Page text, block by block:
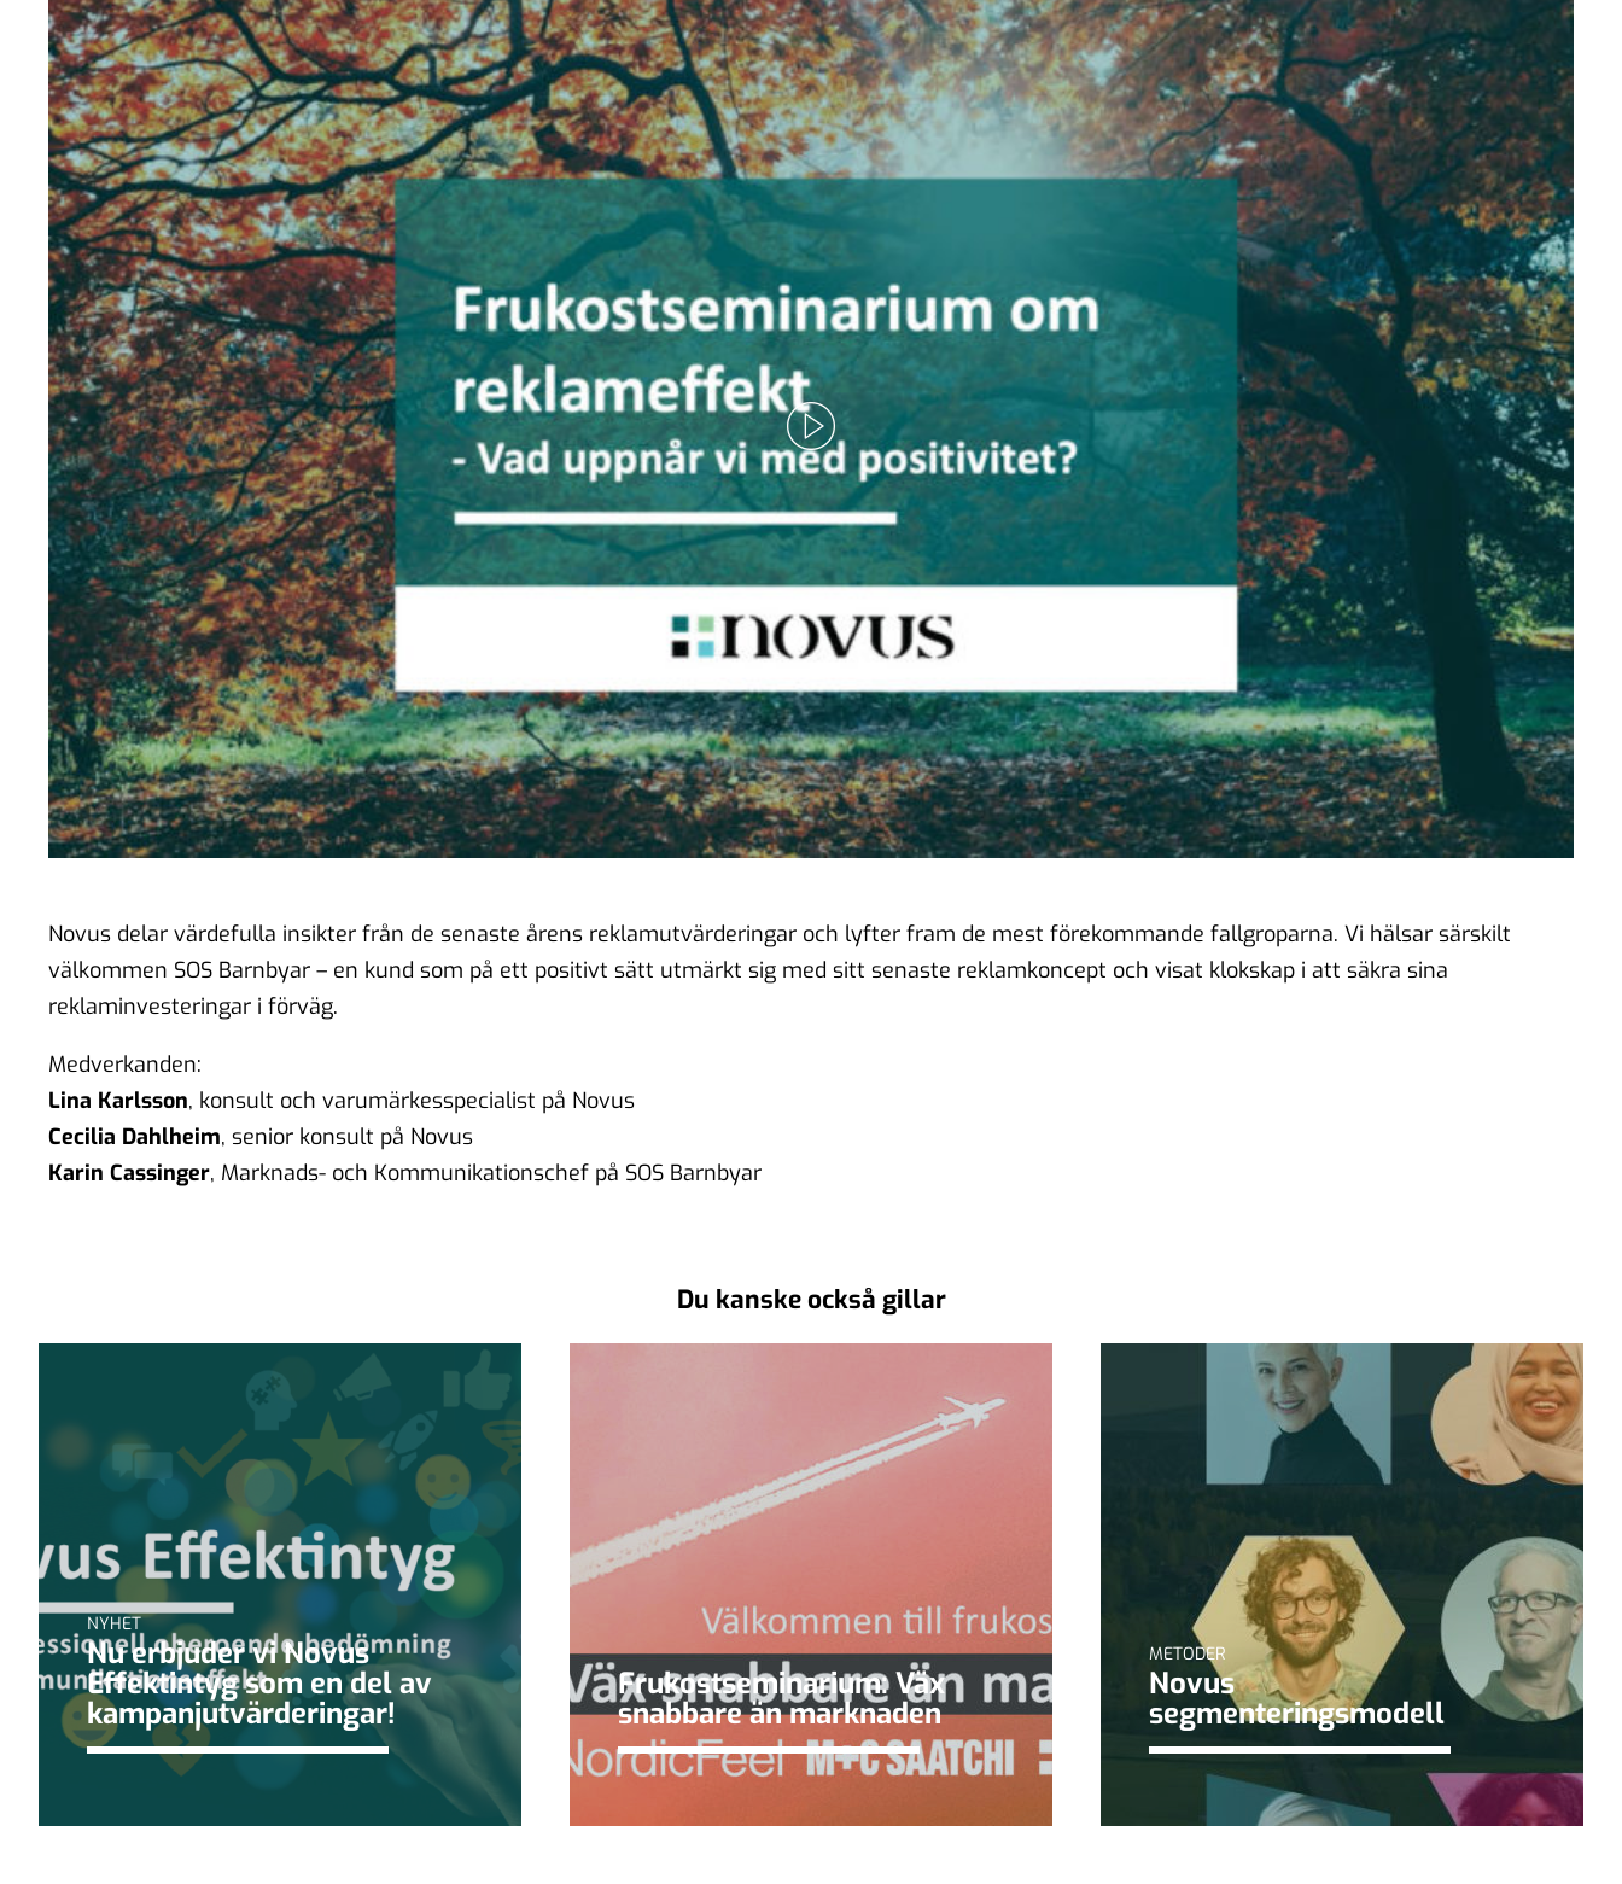
Novus delar värdefulla insikter från de senaste årens reklamutvärderingar och lyfter fram de mest förekommande fallgroparna. Vi hälsar särskilt
välkommen SOS Barnbyar – en kund som på ett positivt sätt utmärkt sig med sitt senaste reklamkoncept och visat klokskap i att säkra sina
reklaminvesteringar i förväg.
Medverkanden:
Lina Karlsson, konsult och varumärkesspecialist på Novus
Cecilia Dahlheim, senior konsult på Novus
Karin Cassinger, Marknads- och Kommunikationschef på SOS Barnbyar
Du kanske också gillar
NYHET
Nu erbjuder vi Novus
Effektintyg som en del av
kampanjutvärderingar!
Frukostseminarium: Väx
snabbare än marknaden
METODER
Novus
segmenteringsmodell